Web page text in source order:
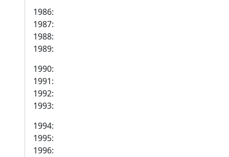
1986:
1987:
1988:
1989:
1990:
1991:
1992:
1993:
1994:
1995:
1996: